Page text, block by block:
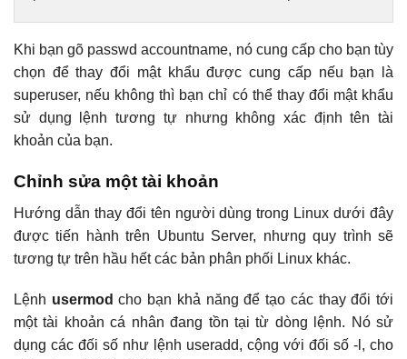
Khi bạn gõ passwd accountname, nó cung cấp cho bạn tùy
chọn để thay đổi mật khẩu được cung cấp nếu bạn là
superuser, nếu không thì bạn chỉ có thể thay đổi mật khẩu
sử dụng lệnh tương tự nhưng không xác định tên tài
khoản của bạn.
Chỉnh sửa một tài khoản
Hướng dẫn thay đổi tên người dùng trong Linux dưới đây
được tiến hành trên Ubuntu Server, nhưng quy trình sẽ
tương tự trên hầu hết các bản phân phối Linux khác.
Lệnh usermod cho bạn khả năng để tạo các thay đổi tới
một tài khoản cá nhân đang tồn tại từ dòng lệnh. Nó sử
dụng các đối số như lệnh useradd, cộng với đối số -l, cho